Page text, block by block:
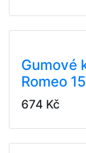
Gumové
Romeo
674 Kč